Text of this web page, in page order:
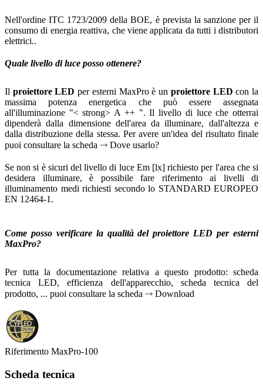
Nell'ordine ITC 1723/2009 della BOE, è prevista la sanzione per il
consumo di energia reattiva, che viene applicata da tutti i distributori
elettrici..
Quale livello di luce posso ottenere?
Il proiettore LEDper esterni MaxPro è un proiettore LEDcon la
massima potenza energetica che può essere assegnata
all'illuminazione "< strong> A ++ ". Il livello di luce che otterrai
dipenderà dalla dimensione dell'area da illuminare, dall'altezza e
dalla distribuzione della stessa. Per avere un'idea del risultato finale
puoi consultare la scheda ⤑ Dove usarlo?
Se non si è sicuri del livello di luce Em [lx] richiesto per l'area che si
desidera illuminare, è possibile fare riferimento ai livelli di
illuminamento medi richiesti secondo lo STANDARD EUROPEO
EN 12464-1.
Come posso verificare la qualità del proiettore LED per esterni
MaxPro?
Per tutta la documentazione relativa a questo prodotto: scheda
tecnica LED, efficienza dell'apparecchio, scheda tecnica del
prodotto, ... puoi consultare la scheda ⤑ Download
Riferimento MaxPro-100
Scheda tecnica